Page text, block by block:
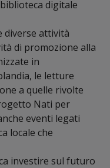
digitale
diverse attività
di promozione alla
in
le letture
a quelle rivolte
Nati per
eventi legati
locale che
investire sul futuro